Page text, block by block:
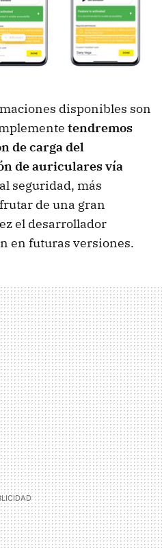
disponibles son
tendremos
de carga del
de auriculares vía
seguridad, más
de una gran
el desarrollador
en futuras versiones.